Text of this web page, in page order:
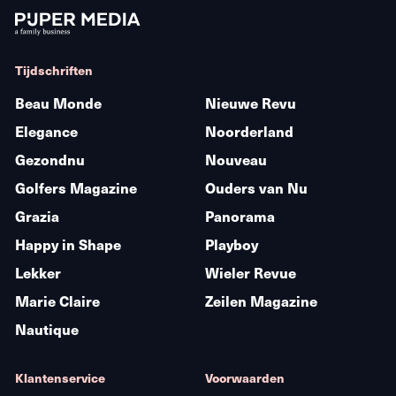
Tijdschriften
Beau Monde
Elegance
Gezondnu
Golfers Magazine
Grazia
Happy in Shape
Lekker
Marie Claire
Nautique
Nieuwe Revu
Noorderland
Nouveau
Ouders van Nu
Panorama
Playboy
Wieler Revue
Zeilen Magazine
Klantenservice Voorwaarden